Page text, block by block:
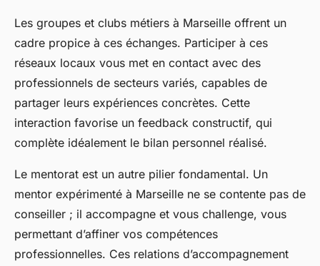
Les groupes et clubs métiers à Marseille offrent un
cadre propice à ces échanges. Participer à ces
réseaux locaux vous met en contact avec des
professionnels de secteurs variés, capables de
partager leurs expériences concrètes. Cette
interaction favorise un feedback constructif, qui
complète idéalement le bilan personnel réalisé.
Le mentorat est un autre pilier fondamental. Un
mentor expérimenté à Marseille ne se contente pas de
conseiller ; il accompagne et vous challenge, vous
permettant d’affiner vos compétences
professionnelles. Ces relations d’accompagnement